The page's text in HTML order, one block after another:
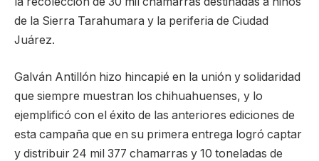
de la Sierra Tarahumara y la periferia de Ciudad
Juárez.
Galván Antillón hizo hincapié en la unión y solidaridad
que siempre muestran los chihuahuenses, y lo
ejemplificó con el éxito de las anteriores ediciones de
esta campaña que en su primera entrega logró captar
y distribuir 24 mil 377 chamarras y 10 toneladas de